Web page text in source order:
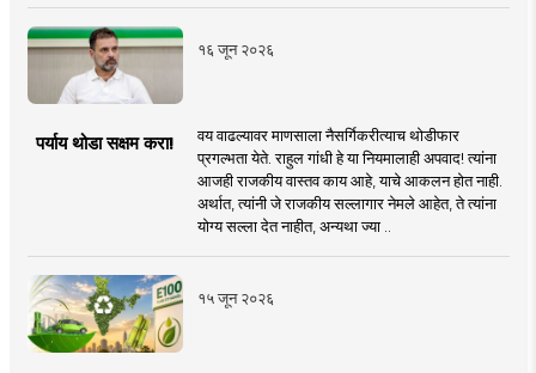
१६ जून २०२६
पर्याय थोडा सक्षम करा!
वय वाढल्यावर माणसाला नैसर्गिकरीत्याच थोडीफार
प्रगल्भता येते. राहुल गांधी हे या नियमालाही अपवाद! त्यांना
आजही राजकीय वास्तव काय आहे, याचे आकलन होत नाही.
अर्थात, त्यांनी जे राजकीय सल्लागार नेमले आहेत, ते त्यांना
योग्य सल्ला देत नाहीत, अन्यथा ज्या ..
१५ जून २०२६